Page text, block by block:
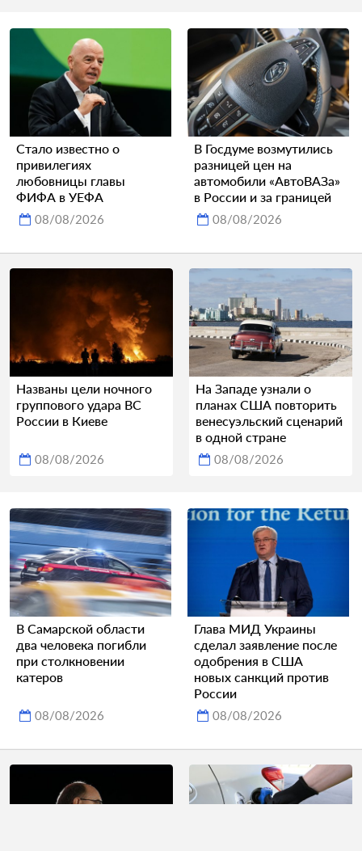
Стало известно о
привилегиях
любовницы главы
ФИФА в УЕФА
08/08/2026
В Госдуме возмутились
разницей цен на
автомобили «АвтоВАЗа»
в России и за границей
08/08/2026
Названы цели ночного
группового удара ВС
России в Киеве
08/08/2026
На Западе узнали о
планах США повторить
венесуэльский сценарий
в одной стране
08/08/2026
В Самарской области
два человека погибли
при столкновении
катеров
08/08/2026
Глава МИД Украины
сделал заявление после
одобрения в США
новых санкций против
России
08/08/2026